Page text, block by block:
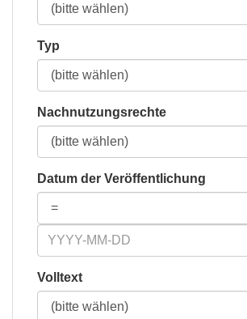
Typ
Nachnutzungsrechte
Datum der Veröffentlichung
Volltext